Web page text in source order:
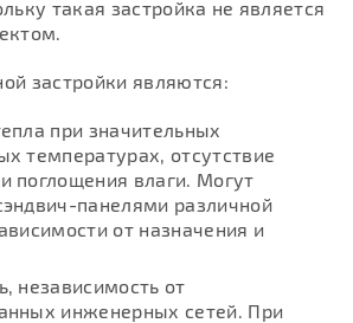
такая застройка не является
застройки являются:
при значительных
температурах, отсутствие
поглощения влаги. Могут
панелями различной
от назначения и
независимость от
инженерных сетей. При